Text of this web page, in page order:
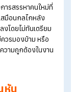
บที่องค์กรไม่ทันได้เต
งรวดเร็ว ตั้งแต่งาน
รียบเสมือนกลไกหลัง